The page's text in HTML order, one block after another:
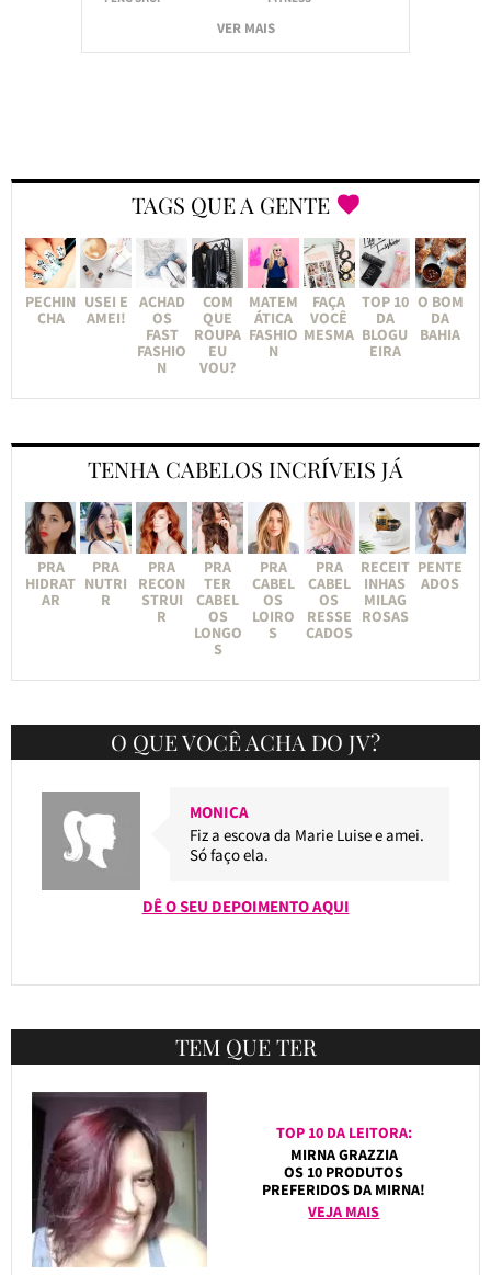
VER MAIS
TAGS QUE A GENTE
PECHIN
CHA
USEI E
AMEI!
ACHAD
OS
FAST
FASHIO
N
COM
QUE
ROUPA
EU
VOU?
MATEM
ÁTICA
FASHIO
N
FAÇA
VOCÊ
MESMA
TOP 10
DA
BLOGU
EIRA
O BOM
DA
BAHIA
TENHA CABELOS INCRÍVEIS JÁ
PRA
HIDRAT
AR
PRA
NUTRI
R
PRA
RECON
STRUI
R
PRA
TER
CABEL
OS
LONGO
S
PRA
CABEL
OS
LOIRO
S
PRA
CABEL
OS
RESSE
CADOS
RECEIT
INHAS
MILAG
ROSAS
PENTE
ADOS
O QUE VOCÊ ACHA DO JV?
MONICA
Fiz a escova da Marie Luise e amei.
Só faço ela.
DÊ O SEU DEPOIMENTO AQUI
TEM QUE TER
TOP 10 DA LEITORA:
MIRNA GRAZZIA
OS 10 PRODUTOS
PREFERIDOS DA MIRNA!
VEJA MAIS